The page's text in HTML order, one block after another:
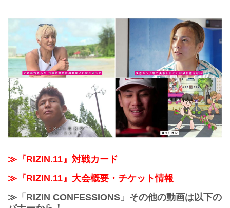
≫『RIZIN.11』対戦カード
≫『RIZIN.11』大会概要・チケット情報
≫「RIZIN CONFESSIONS」その他の動画は以下の